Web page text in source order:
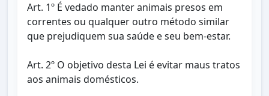
Art. 1º É vedado manter animais presos em
correntes ou qualquer outro método similar
que prejudiquem sua saúde e seu bem-estar.
Art. 2º O objetivo desta Lei é evitar maus tratos
aos animais domésticos.